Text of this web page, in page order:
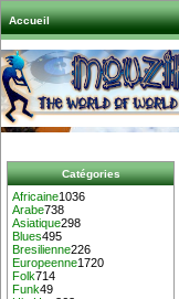
Accueil
Catégories
Africaine1036
Arabe738
Asiatique298
Blues495
Bresilienne226
Europeenne1720
Folk714
Funk49